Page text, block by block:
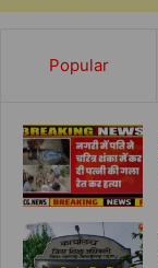
Popular